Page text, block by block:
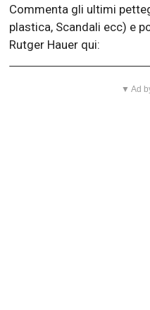
Commenta gli ultimi
plastica, Scandali ecc) e
Rutger Hauer qui:
▼ Ad